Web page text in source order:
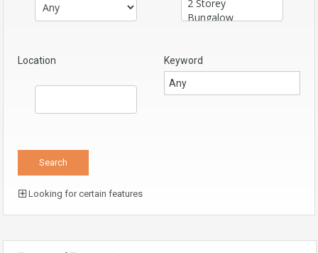
Location Keyword
Looking for certain features